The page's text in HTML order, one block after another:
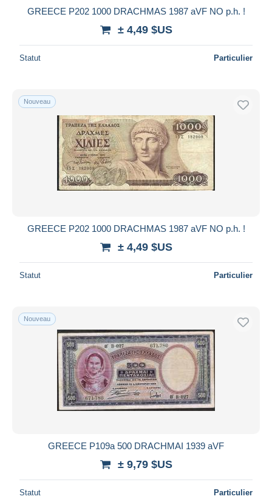
GREECE P202 1000 DRACHMAS 1987 aVF NO p.h. !
± 4,49 $US
Statut Particulier
Nouveau
GREECE P202 1000 DRACHMAS 1987 aVF NO p.h. !
± 4,49 $US
Statut Particulier
Nouveau
GREECE P109a 500 DRACHMAI 1939 aVF
± 9,79 $US
Statut Particulier